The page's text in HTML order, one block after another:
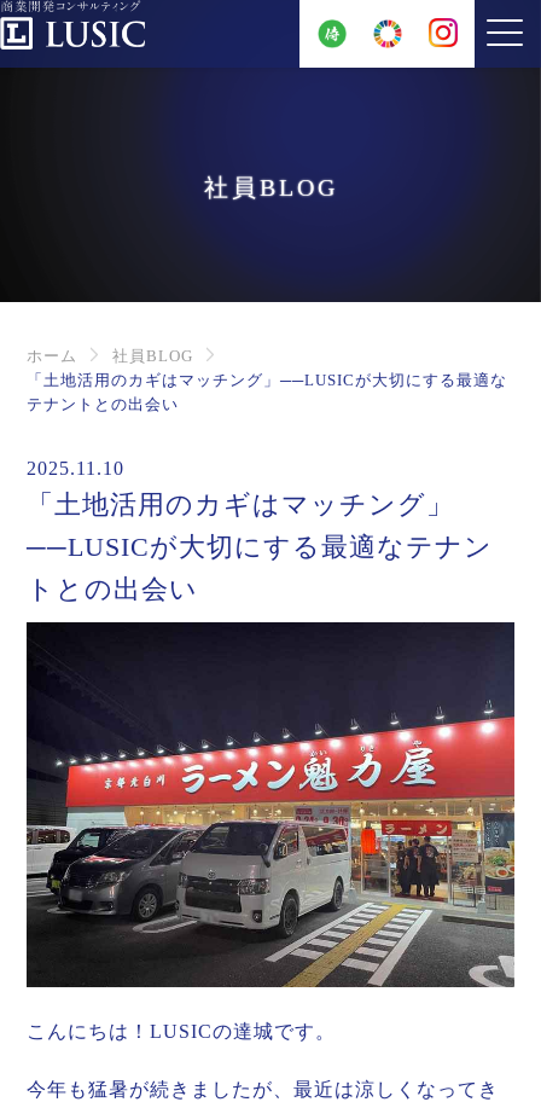
社員BLOG
ホーム
社員BLOG
「土地活用のカギはマッチング」──LUSICが大切にする最適な
テナントとの出会い
2025.11.10
「土地活用のカギはマッチング」
──LUSICが大切にする最適なテナン
トとの出会い
こんにちは！LUSICの達城です。
今年も猛暑が続きましたが、最近は涼しくなってき